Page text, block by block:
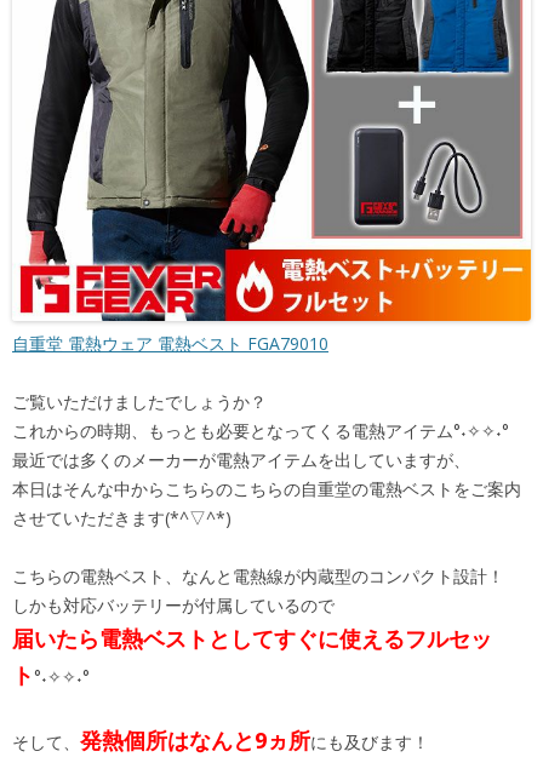
自重堂 電熱ウェア 電熱ベスト FGA79010
ご覧いただけましたでしょうか？
これからの時期、もっとも必要となってくる電熱アイテム°˖✧✧˖°
最近では多くのメーカーが電熱アイテムを出していますが、
本日はそんな中からこちらのこちらの自重堂の電熱ベストをご案内
させていただきます(*^▽^*)
こちらの電熱ベスト、なんと電熱線が内蔵型のコンパクト設計！
しかも対応バッテリーが付属しているので
届いたら電熱ベストとしてすぐに使えるフルセッ
ト°˖✧✧˖°
そして、 発熱個所はなんと9ヵ所にも及びます！